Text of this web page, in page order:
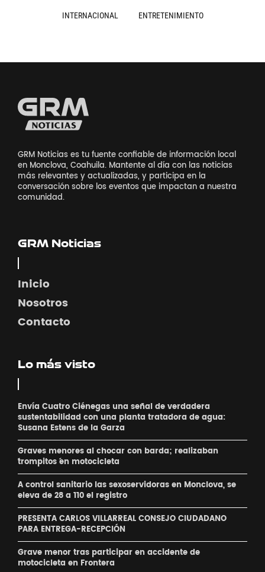
INTERNACIONAL ENTRETENIMIENTO
GRM Noticias es tu fuente confiable de información local
en Monclova, Coahuila. Mantente al día con las noticias
más relevantes y actualizadas, y participa en la
conversación sobre los eventos que impactan a nuestra
comunidad.
GRM Noticias
Inicio
Nosotros
Contacto
Lo más visto
Envía Cuatro Ciénegas una señal de verdadera
sustentabilidad con una planta tratadora de agua:
Susana Estens de la Garza
Graves menores al chocar con barda; realizaban
´trompitos ´en motocicleta
A control sanitario las sexoservidoras en Monclova, se
eleva de 28 a 110 el registro
PRESENTA CARLOS VILLARREAL CONSEJO CIUDADANO
PARA ENTREGA-RECEPCIÓN
Grave menor tras participar en accidente de
motocicleta en Frontera